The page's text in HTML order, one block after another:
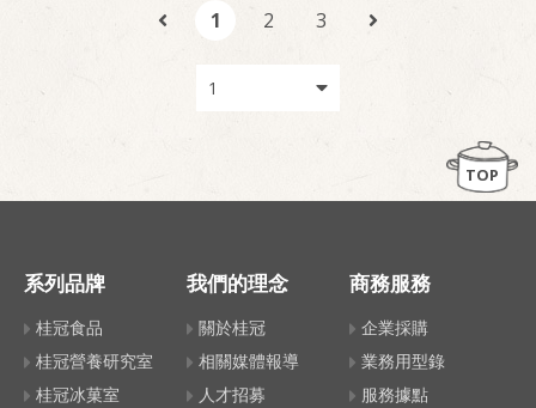
1 2 3
TOP
系列品牌
桂冠食品
桂冠營養研究室
桂冠冰菓室
我們的理念
關於桂冠
相關媒體報導
人才招募
商務服務
企業採購
業務用型錄
服務據點